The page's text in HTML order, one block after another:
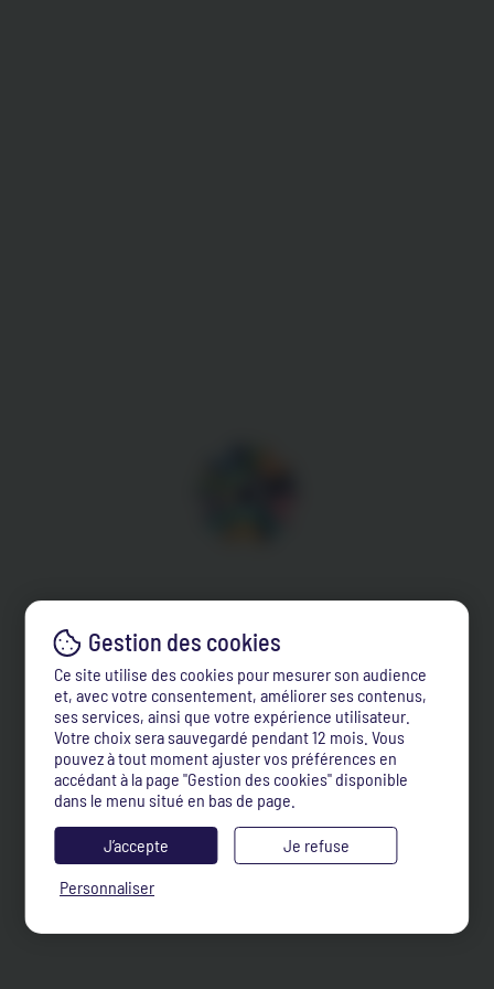
Ce site utilise des cookies pour mesurer son audience
et, avec votre consentement, améliorer ses contenus,
ses services, ainsi que votre expérience utilisateur.
Votre choix sera sauvegardé pendant 12 mois. Vous
pouvez à tout moment ajuster vos préférences en
accédant à la page "Gestion des cookies" disponible
dans le menu situé en bas de page.
J’accepte
Je refuse
Personnaliser